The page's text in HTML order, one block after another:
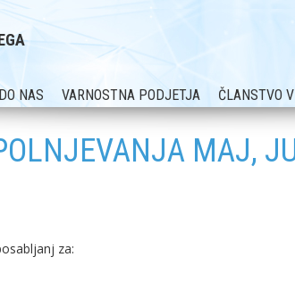
NAS VARNOSTNA PODJETJA ČLANSTVO
MAJ,
za: